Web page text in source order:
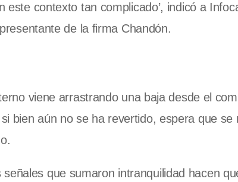
contexto tan complicado’, indicó a
de la firma Chandón.
viene arrastrando una baja desde el
bien aún no se ha revertido, espera que se
que sumaron intranquilidad hacen